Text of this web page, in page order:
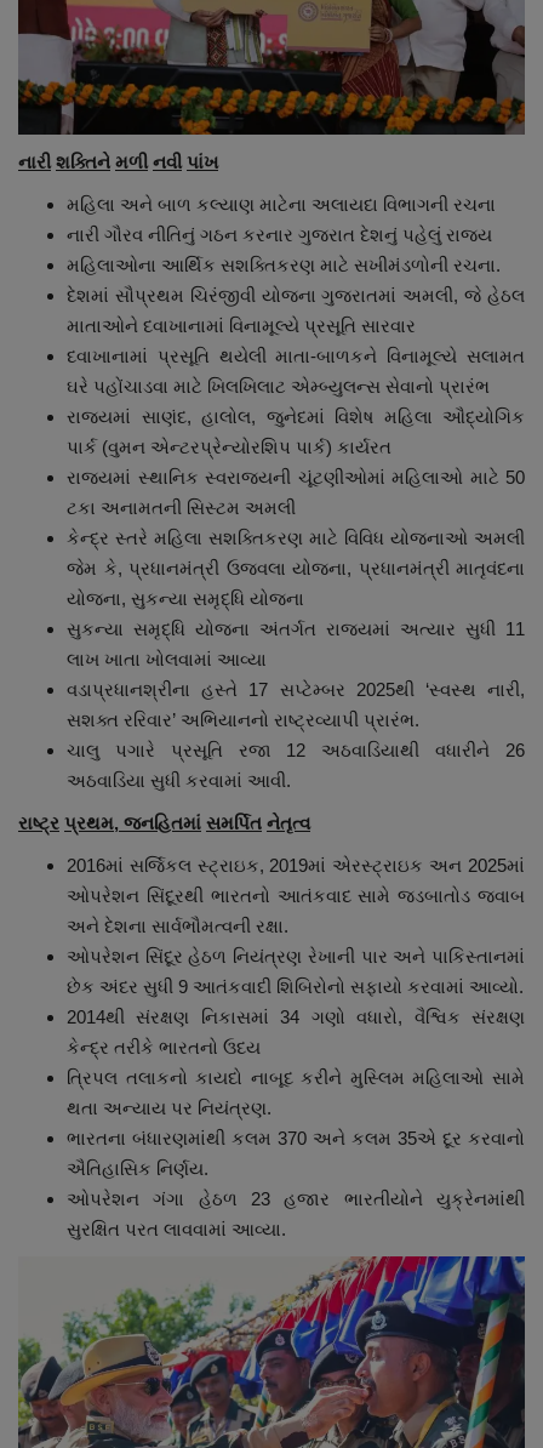
નારી શક્તિને મળી નવી પાંખ
મહિલા અને બાળ કલ્યાણ માટેના અલાયદા વિભાગની રચના
નારી ગૌરવ નીતિનું ગઠન કરનાર ગુજરાત દેશનું પહેલું રાજ્ય
મહિલાઓના આર્થિક સશક્તિકરણ માટે સખીમંડળોની રચના.
દેશમાં સૌપ્રથમ ચિરંજીવી યોજના ગુજરાતમાં અમલી, જે હેઠલ
માતાઓને દવાખાનામાં વિનામૂલ્યે પ્રસૂતિ સારવાર
દવાખાનામાં પ્રસૂતિ થયેલી માતા-બાળકને વિનામૂલ્યે સલામત
ઘરે પહોંચાડવા માટે ખિલખિલાટ એમ્બ્યુલન્સ સેવાનો પ્રારંભ
રાજ્યમાં સાણંદ, હાલોલ, જુનેદમાં વિશેષ મહિલા ઔદ્યોગિક
પાર્ક (વુમન એન્ટરપ્રેન્યોરશિપ પાર્ક) કાર્યરત
રાજ્યમાં સ્થાનિક સ્વરાજ્યની ચૂંટણીઓમાં મહિલાઓ માટે 50
ટકા અનામતની સિસ્ટમ અમલી
કેન્દ્ર સ્તરે મહિલા સશક્તિકરણ માટે વિવિધ યોજનાઓ અમલી
જેમ કે, પ્રધાનમંત્રી ઉજ્વલા યોજના, પ્રધાનમંત્રી માતૃવંદના
યોજના, સુકન્યા સમૃદ્ધિ યોજના
સુકન્યા સમૃદ્ધિ યોજના અંતર્ગત રાજ્યમાં અત્યાર સુધી 11
લાખ ખાતા ખોલવામાં આવ્યા
વડાપ્રધાનશ્રીના હસ્તે 17 સપ્ટેમ્બર 2025થી ‘સ્વસ્થ નારી,
સશક્ત રરિવાર’ અભિયાનનો રાષ્ટ્રવ્યાપી પ્રારંભ.
ચાલુ પગારે પ્રસૂતિ રજા 12 અઠવાડિયાથી વધારીને 26
અઠવાડિયા સુધી કરવામાં આવી.
રાષ્ટ્ર પ્રથમ, જનહિતમાં સમર્પિત નેતૃત્વ
2016માં સર્જિકલ સ્ટ્રાઇક, 2019માં એરસ્ટ્રાઇક અન 2025માં
ઓપરેશન સિંદૂરથી ભારતનો આતંકવાદ સામે જડબાતોડ જવાબ
અને દેશના સાર્વભૌમત્વની રક્ષા.
ઓપરેશન સિંદૂર હેઠળ નિયંત્રણ રેખાની પાર અને પાકિસ્તાનમાં
છેક અંદર સુધી 9 આતંકવાદી શિબિરોનો સફાયો કરવામાં આવ્યો.
2014થી સંરક્ષણ નિકાસમાં 34 ગણો વધારો, વૈશ્વિક સંરક્ષણ
કેન્દ્ર તરીકે ભારતનો ઉદય
ત્રિપલ તલાકનો કાયદો નાબૂદ કરીને મુસ્લિમ મહિલાઓ સામે
થતા અન્યાય પર નિયંત્રણ.
ભારતના બંધારણમાંથી કલમ 370 અને કલમ 35એ દૂર કરવાનો
ઐતિહાસિક નિર્ણય.
ઓપરેશન ગંગા હેઠળ 23 હજાર ભારતીયોને યુક્રેનમાંથી
સુરક્ષિત પરત લાવવામાં આવ્યા.